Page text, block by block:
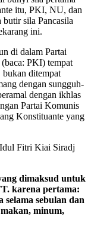
itu, PKI, NU, dan
butir sila Pancasila
ini.
di dalam Partai
PKI) tempat
ditempat
dengan sungguh-
dengan ikhlas
Partai Komunis
Konstituante yang
Fitri Kiai Siradj
dimaksud untuk
karena pertama:
selama sebulan dan
minum,